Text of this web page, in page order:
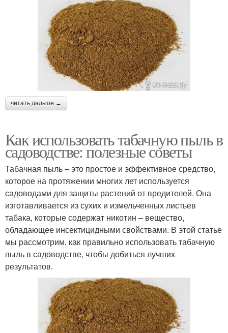
читать дальше →
Как использовать табачную пыль в
садоводстве: полезные советы
Табачная пыль – это простое и эффективное средство,
которое на протяжении многих лет используется
садоводами для защиты растений от вредителей. Она
изготавливается из сухих и измельченных листьев
табака, которые содержат никотин – вещество,
обладающее инсектицидными свойствами. В этой статье
мы рассмотрим, как правильно использовать табачную
пыль в садоводстве, чтобы добиться лучших
результатов.